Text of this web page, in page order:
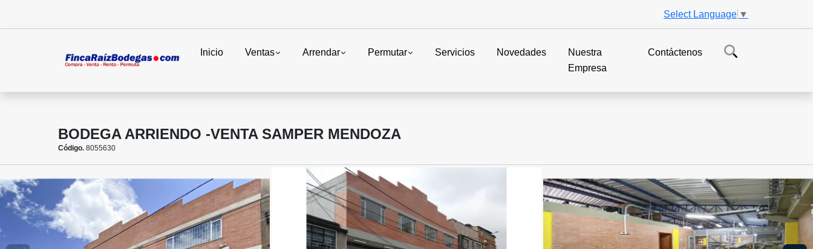
Select Language ▼
Inicio Ventas Arrendar Permutar Servicios Novedades
Nuestra
Empresa
Contáctenos
BODEGA ARRIENDO -VENTA SAMPER MENDOZA
Código. 8055630